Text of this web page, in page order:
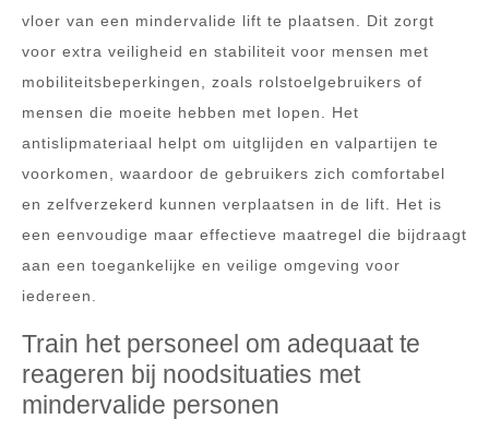
vloer van een mindervalide lift te plaatsen. Dit zorgt
voor extra veiligheid en stabiliteit voor mensen met
mobiliteitsbeperkingen, zoals rolstoelgebruikers of
mensen die moeite hebben met lopen. Het
antislipmateriaal helpt om uitglijden en valpartijen te
voorkomen, waardoor de gebruikers zich comfortabel
en zelfverzekerd kunnen verplaatsen in de lift. Het is
een eenvoudige maar effectieve maatregel die bijdraagt
aan een toegankelijke en veilige omgeving voor
iedereen.
Train het personeel om adequaat te
reageren bij noodsituaties met
mindervalide personen